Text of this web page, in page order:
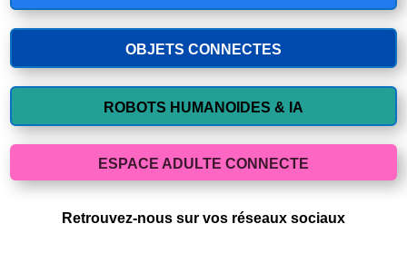
OBJETS CONNECTES
ROBOTS HUMANOIDES & IA
ESPACE ADULTE CONNECTE
Retrouvez-nous sur vos réseaux sociaux